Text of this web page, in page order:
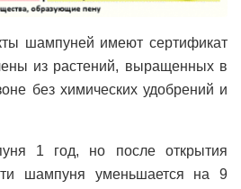
шампуней имеют сертификат
из растений, выращенных в
без химических удобрений и
1 год, но после открытия
шампуня уменьшается на 9